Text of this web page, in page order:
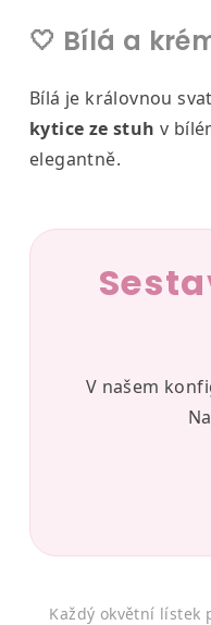
🤍 Bílá a
Bílá je královnou
kytice ze stuh v
elegantně.
V našem
Každý okvětní lístek